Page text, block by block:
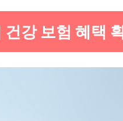
건강 보험 혜택